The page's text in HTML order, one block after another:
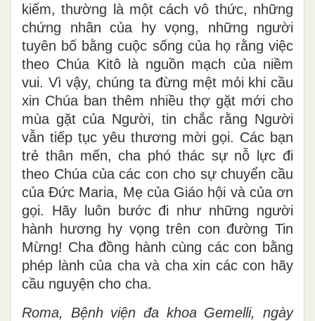
kiếm, thường là một cách vô thức, những
chứng nhân của hy vọng, những người
tuyên bố bằng cuộc sống của họ rằng việc
theo Chúa Kitô là nguồn mạch của niềm
vui. Vì vậy, chúng ta đừng mệt mỏi khi cầu
xin Chúa ban thêm nhiều thợ gặt mới cho
mùa gặt của Người, tin chắc rằng Người
vẫn tiếp tục yêu thương mời gọi. Các bạn
trẻ thân mến, cha phó thác sự nỗ lực đi
theo Chúa của các con cho sự chuyển cầu
của Đức Maria, Mẹ của Giáo hội và của ơn
gọi. Hãy luôn bước đi như những người
hành hương hy vọng trên con đường Tin
Mừng! Cha đồng hành cùng các con bằng
phép lành của cha và cha xin các con hãy
cầu nguyện cho cha.
Roma, Bệnh viện đa khoa Gemelli, ngày